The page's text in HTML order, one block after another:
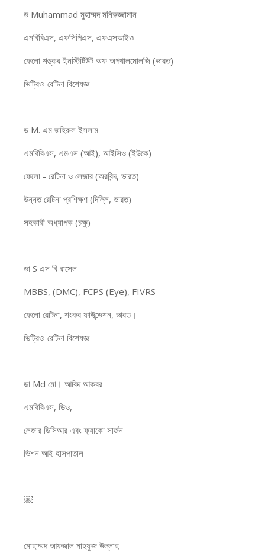
ড Muhammad মুহাম্মদ মনিরুজ্জামান
এমবিবিএস, এফসিপিএস, এফএসআইও
ফেলো শঙ্কর ইনস্টিটিউট অফ অপথালমোলজি (ভারত)
ভিট্রিও-রেটিনা বিশেষজ্ঞ
ড M. এম জহিরুল ইসলাম
এমবিবিএস, এমএস (আই), আইসিও (ইউকে)
ফেলো - রেটিনা ও লেজার (অরবিন্দ, ভারত)
উন্নত রেটিনা প্রশিক্ষণ (দিল্লি, ভারত)
সহকারী অধ্যাপক (চক্ষু)
ডা S এস বি রাসেল
MBBS, (DMC), FCPS (Eye), FIVRS
ফেলো রেটিনা, শংকর ফাউন্ডেশন, ভারত।
ভিট্রিও-রেটিনা বিশেষজ্ঞ
ডা Md মো। আবিদ আকবর
এমবিবিএস, ডিও,
লেজার ডিসিআর এবং ফ্যাকো সার্জন
ভিশন আই হাসপাতাল
￼
মোহাম্মদ আফজাল মাহফুজ উল্লাহ